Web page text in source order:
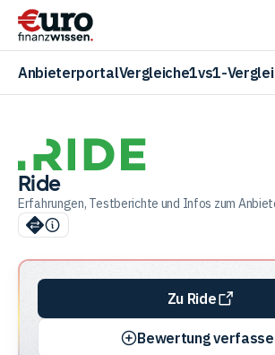
AnbieterportalVergleiche1vs1-
Aktien
Krypto
Ride
Erfahrungen, Testberichte und Infos zum
Zu Ride
Bewertung